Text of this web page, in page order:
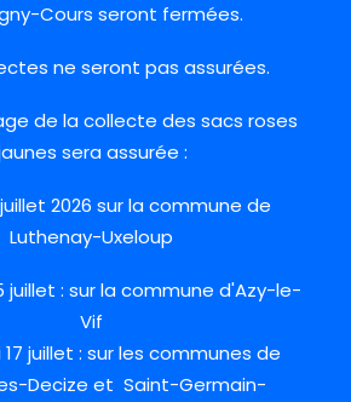
Cours seront fermées.
ne seront pas assurées.
de la collecte des sacs roses
sera assurée :
2026 sur la commune de
Luthenay-Uxeloup
juillet : sur la commune d'Azy-le-
Vif
juillet : sur les communes de
Decize et Saint-Germain-